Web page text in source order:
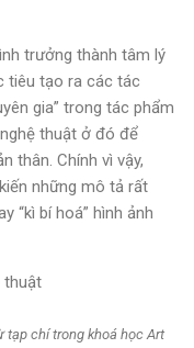
trưởng thành tâm lý
tiêu tạo ra các tác
gia” trong tác phẩm
thuật ở đó để
thân. Chính vì vậy,
những mô tả rất
“kì bí hoá” hình ảnh
chí trong khoá học Art